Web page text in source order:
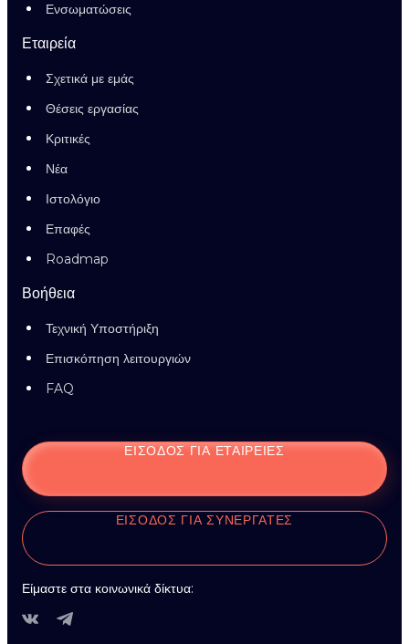
Ενσωματώσεις
Εταιρεία
Σχετικά με εμάς
Θέσεις εργασίας
Κριτικές
Νέα
Ιστολόγιο
Επαφές
Roadmap
Βοήθεια
Τεχνική Υποστήριξη
Επισκόπηση λειτουργιών
FAQ
ΕΊΣΟΔΟΣ ΓΙΑ ΕΤΑΙΡΕΊΕΣ
ΕΊΣΟΔΟΣ ΓΙΑ ΣΥΝΕΡΓΆΤΕΣ
Είμαστε στα κοινωνικά δίκτυα: